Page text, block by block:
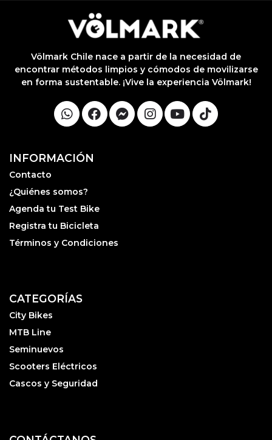
Völmark Chile nace a partir de la necesidad de
encontrar métodos limpios y cómodos de movilizarse
en forma sustentable. ¡Vive la experiencia Völmark!
INFORMACIÓN
Contacto
¿Quiénes somos?
Agenda tu Test Bike
Registra tu Bicicleta
Términos y Condiciones
CATEGORÍAS
City Bikes
MTB Line
Seminuevos
Scooters Eléctricos
Cascos y Seguridad